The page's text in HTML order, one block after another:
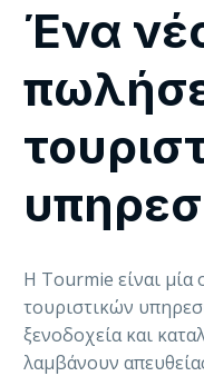
Ένα
Η Tourmie είναι
τουριστικών
ξενοδοχεία και
λαμβάνουν